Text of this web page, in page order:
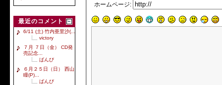
最近のコメント
6/11 (土) 竹内亜里沙(...
victory
７月 ７日（金） CD発
売記念...
ばんび
６月２５日（日） 西山
瞳(P)...
ばんび
ホームページ: